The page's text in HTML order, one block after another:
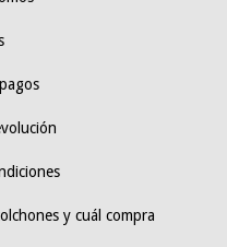
y cuál compra